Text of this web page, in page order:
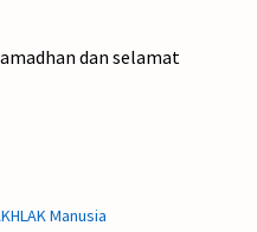
dan selamat
Manusia